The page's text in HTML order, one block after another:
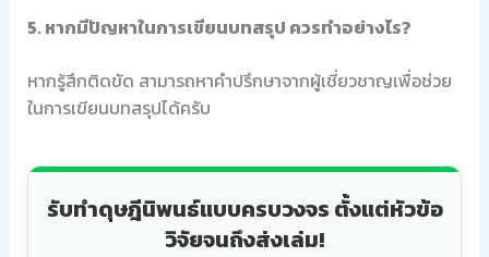
5. หากมีปัญหาในการเขียนบทสรุป ควรทำอย่างไร?
หากรู้สึกติดขัด สามารถหาคำปรึกษาจากผู้เชี่ยวชาญเพื่อช่วย
ในการเขียนบทสรุปได้ครับ
รับทำดุษฎีนิพนธ์แบบครบวงจร ตั้งแต่หัวข้อ
วิจัยจนถึงส่งเล่ม!